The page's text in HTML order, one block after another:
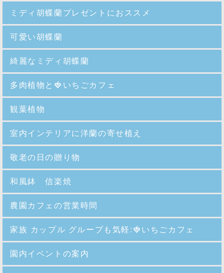
ミディ胡蝶蘭プレゼントにおススメ
可愛い胡蝶蘭
綺麗なミディ胡蝶蘭
多肉植物と🍓いちごカフェ
観葉植物
室内インテリアに洋蘭の寄せ植え
敬老の日の贈り物
和風鉢 信楽焼
農園カフェの営業時間
家族 カップル グループも気軽:🍓いちごカフェ
園内イベントの案内